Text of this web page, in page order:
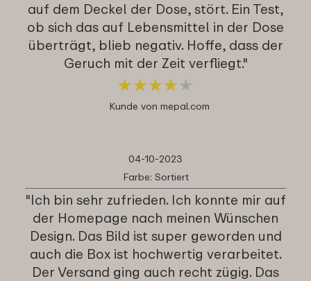
auf dem Deckel der Dose, stört. Ein Test,
ob sich das auf Lebensmittel in der Dose
überträgt, blieb negativ. Hoffe, dass der
Geruch mit der Zeit verfliegt."
★★★★ ★
★★★★ ★
Kunde von mepal.com
04-10-2023
Farbe: Sortiert
"Ich bin sehr zufrieden. Ich konnte mir auf
der Homepage nach meinen Wünschen
Design. Das Bild ist super geworden und
auch die Box ist hochwertig verarbeitet.
Der Versand ging auch recht zügig. Das